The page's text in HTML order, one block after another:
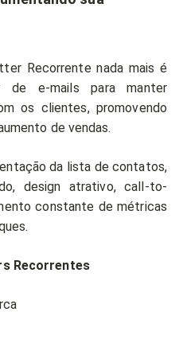
Recorrente nada mais é
e-mails para manter
os clientes, promovendo
de vendas.
da lista de contatos,
design atrativo, call-to-
constante de métricas
Recorrentes